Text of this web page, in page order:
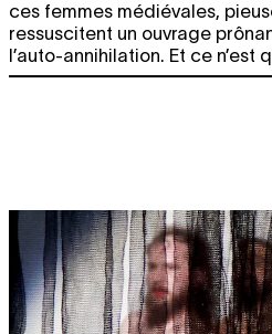
ces femmes médiévales,
ressuscitent un ouvrage
l’auto-annihilation. Et ce n’est